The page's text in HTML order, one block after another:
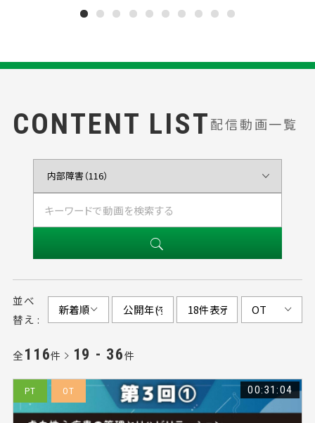
1 2 3 4 5 6 7 8 9 10
CONTENT LIST配信動画一覧
並べ
替え :
全116件 19 - 36件
PT OT 00:31:04